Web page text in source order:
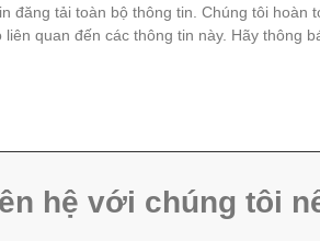
đăng tải toàn bộ thông tin. Chúng tôi hoàn
quan đến các thông tin này. Hãy thông
hệ với chúng tôi